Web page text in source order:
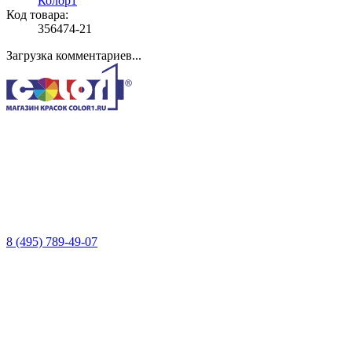
Код товара:
356474-21
Загрузка комментариев...
8 (495) 789-49-07